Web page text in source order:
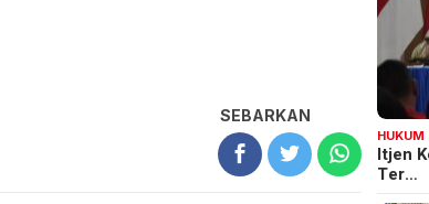
SEBARKAN
HUKUM
Itjen
Ter…